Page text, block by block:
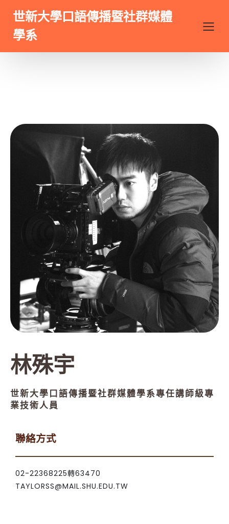
世新大學口語傳播暨社群媒體
學系
林殊宇
世新大學口語傳播暨社群媒體學系專任講師級專
業技術人員
聯絡方式
02-22368225轉63470
TAYLORSS@MAIL.SHU.EDU.TW